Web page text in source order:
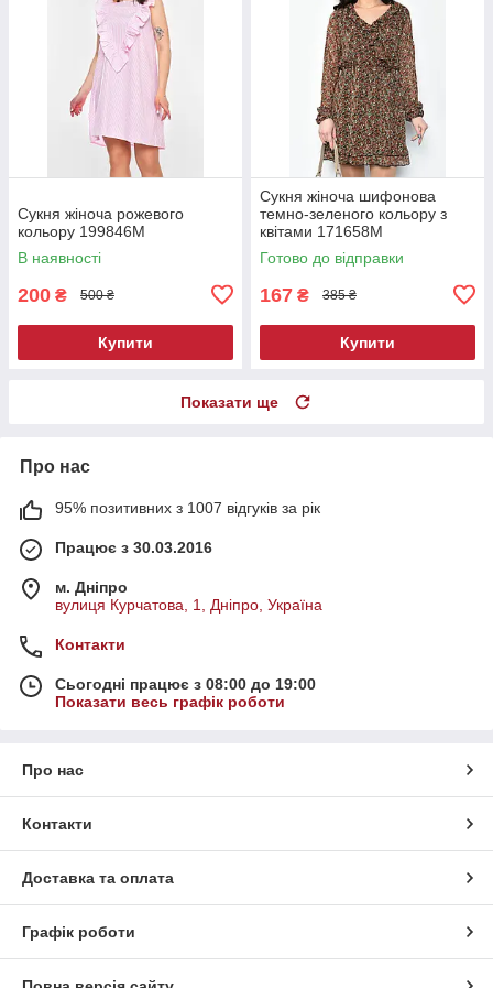
Сукня жіноча рожевого
кольору 199846M
В наявності
200 ₴ 500 ₴
Купити
Сукня жіноча шифонова
темно-зеленого кольору з
квітами 171658M
Готово до відправки
167 ₴ 385 ₴
Купити
Показати ще
Про нас
95% позитивних з 1007 відгуків за рік
Працює з 30.03.2016
м. Дніпро
вулиця Курчатова, 1, Дніпро, Україна
Контакти
Сьогодні працює з 08:00 до 19:00
Показати весь графік роботи
Про нас
Контакти
Доставка та оплата
Графік роботи